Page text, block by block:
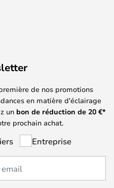
de nos promotions
en matière d'éclairage
un bon de réduction de 20 €*
prochain achat.
Entreprise